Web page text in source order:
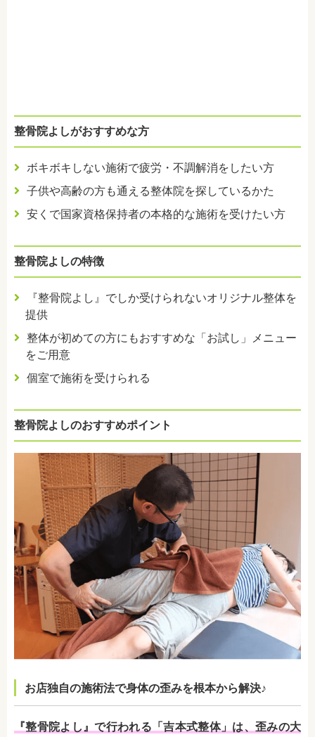
整骨院よしがおすすめな方
ボキボキしない施術で疲労・不調解消をしたい方
子供や高齢の方も通える整体院を探しているかた
安くで国家資格保持者の本格的な施術を受けたい方
整骨院よしの特徴
『整骨院よし』でしか受けられないオリジナル整体を
提供
整体が初めての方にもおすすめな「お試し」メニュー
をご用意
個室で施術を受けられる
整骨院よしのおすすめポイント
お店独自の施術法で身体の歪みを根本から解決♪
『整骨院よし』で行われる「吉本式整体」は、歪みの大